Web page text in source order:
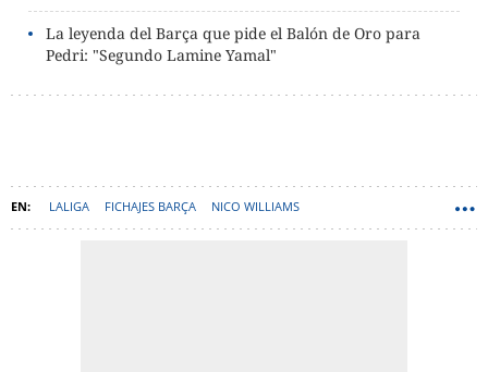
La leyenda del Barça que pide el Balón de Oro para
Pedri: "Segundo Lamine Yamal"
LALIGA FICHAJES BARÇA NICO WILLIAMS